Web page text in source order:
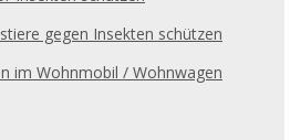
gegen Insekten schützen
im Wohnmobil / Wohnwagen